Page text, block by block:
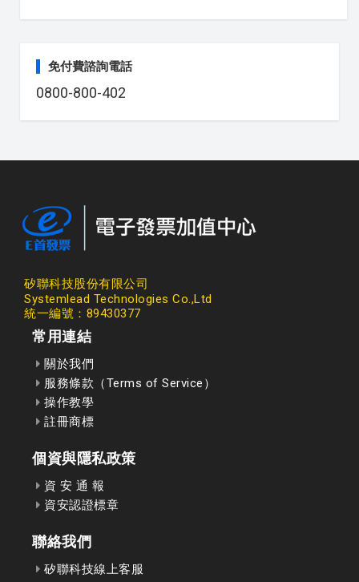
免付費諮詢電話
0800-800-402
矽聯科技股份有限公司
Systemlead Technologies Co.,Ltd
統一編號：89430377
常用連結
關於我們
服務條款（Terms of Service）
操作教學
註冊商標
個資與隱私政策
資 安 通 報
資安認證標章
聯絡我們
矽聯科技線上客服